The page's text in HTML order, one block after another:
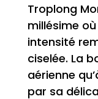
Troplong
millésime
intensité
ciselée. La
aérienne
par sa